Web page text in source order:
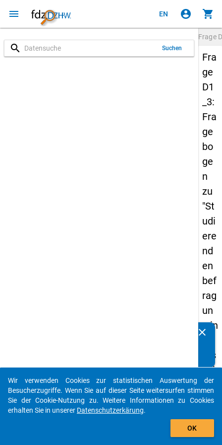
menu EN account_circle shopping_cart
search Suchen
Frage
Fra
ge
D1
_3:
Fra
ge
bo
ge
n
zu
"St
udi
ere
nd
en
bef
rag
un
g in
uts
chl
an
d
clear
auto_stories
add_shopping_cart
Wir verwenden Cookies zur statistischen Auswertung der
Besucherzugriffe. Wenn Sie auf dieser Seite weitersurfen stimmen
Sie der Cookie-Nutzung zu. Weitere Informationen zu Cookies
erhalten Sie in unserer Datenschutzerkärung.
OK